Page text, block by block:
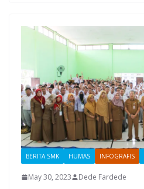
BERITA SMK HUMAS INFOGRAFIS
May 30, 2023 Dede Fardede